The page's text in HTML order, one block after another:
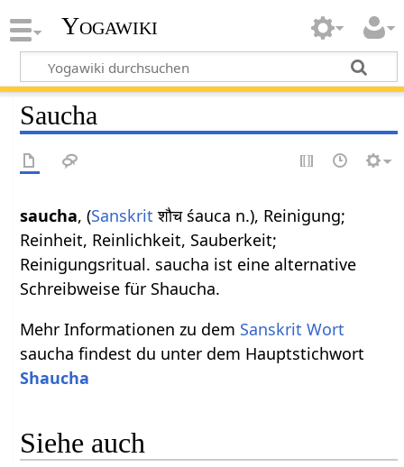
Yogawiki
Saucha
saucha, (Sanskrit शौच śauca n.), Reinigung;
Reinheit, Reinlichkeit, Sauberkeit;
Reinigungsritual. saucha ist eine alternative
Schreibweise für Shaucha.
Mehr Informationen zu dem Sanskrit Wort
saucha findest du unter dem Hauptstichwort
Shaucha
Siehe auch